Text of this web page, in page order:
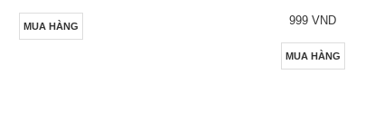
MUA HÀNG 999 VND
MUA HÀNG